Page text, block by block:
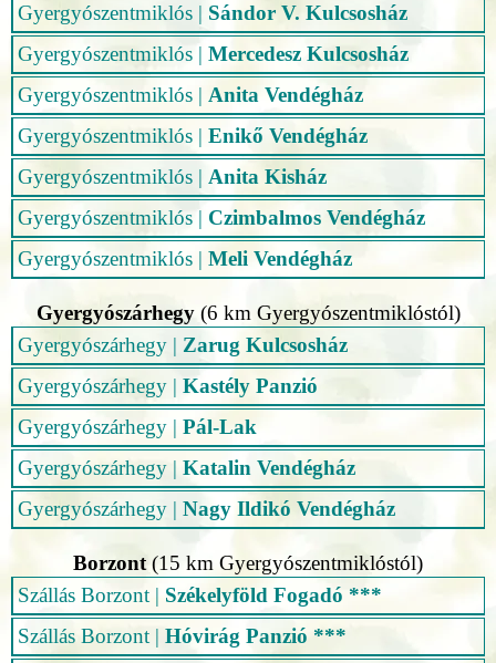
Gyergyószentmiklós | Sándor V. Kulcsosház
Gyergyószentmiklós | Mercedesz Kulcsosház
Gyergyószentmiklós | Anita Vendégház
Gyergyószentmiklós | Enikő Vendégház
Gyergyószentmiklós | Anita Kisház
Gyergyószentmiklós | Czimbalmos Vendégház
Gyergyószentmiklós | Meli Vendégház
Gyergyószárhegy (6 km Gyergyószentmiklóstól)
Gyergyószárhegy | Zarug Kulcsosház
Gyergyószárhegy | Kastély Panzió
Gyergyószárhegy | Pál-Lak
Gyergyószárhegy | Katalin Vendégház
Gyergyószárhegy | Nagy Ildikó Vendégház
Borzont (15 km Gyergyószentmiklóstól)
Szállás Borzont | Székelyföld Fogadó ***
Szállás Borzont | Hóvirág Panzió ***